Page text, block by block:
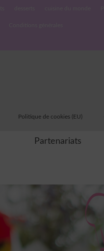
Politique de cookies (EU)
Partenariats